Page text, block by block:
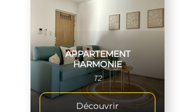
APPARTEMENT
HARMONIE
T2
Découvrir